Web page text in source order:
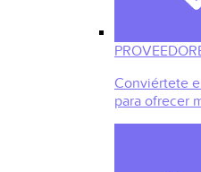
Conviértete
para ofrecer